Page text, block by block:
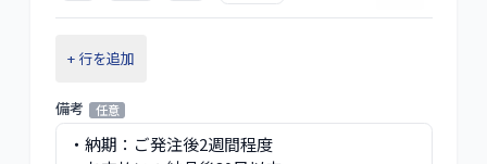
+ 行を追加
備考 任意